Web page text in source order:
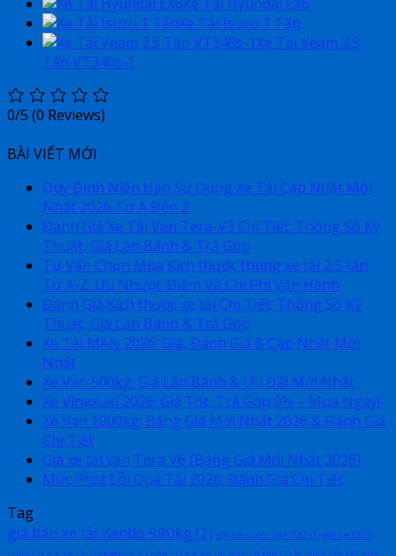
Xe Tải Isuzu 1 Tấn
Xe Tải Veam 3.5
Tấn VT340s-1
0/5 (0 Reviews)
BÀI VIẾT MỚI
Quy Định Niên Hạn Sử Dụng Xe Tải Cập Nhật Mới
Nhất 2026 Từ A Đến Z
Đánh Giá Xe Tải Van Tera-V3 Chi Tiết: Thông Số Kỹ
Thuật, Giá Lăn Bánh & Trả Góp
Tư Vấn Chọn Mua Kích thước thùng xe tải 2.5 tấn
Từ A-Z: Ưu Nhược Điểm Và Chi Phí Vận Hành
Đánh Giá Kích thước xe tải Chi Tiết: Thông Số Kỹ
Thuật, Giá Lăn Bánh & Trả Góp
Xe Tải MAN 2026: Giá, Đánh Giá & Cập Nhật Mới
Nhất
Xe Van 500kg: Giá Lăn Bánh & Ưu Đãi Mới Nhất
Xe Vinaxuki 2026: Giá Tốt, Trả Góp 0% – Mua Ngay!
Xe Van 1000kg: Bảng Giá Mới Nhất 2026 & Đánh Giá
Chi Tiết
Giá xe tải van Tera V6 [Bảng Giá Mới Nhất 2026]
Mức Phạt Lỗi Quá Tải 2026: Đánh Giá Chi Tiết
Tag
giá bán xe tải Kenbo 990kg (2) giá xe isuzu qkr 230 (1) giá xe tải 3